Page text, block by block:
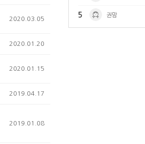
2020.03.05
2020.01.20
2020.01.15
2019.04.17
2019.01.08
5 권맘